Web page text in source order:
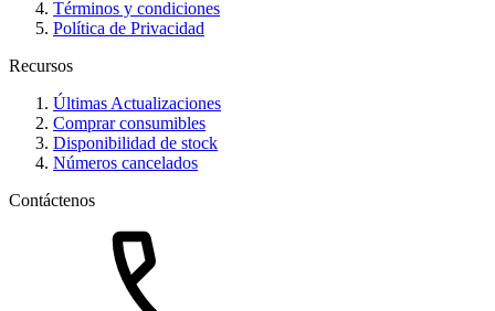
Términos y condiciones
Política de Privacidad
Recursos
Últimas Actualizaciones
Comprar consumibles
Disponibilidad de stock
Números cancelados
Contáctenos